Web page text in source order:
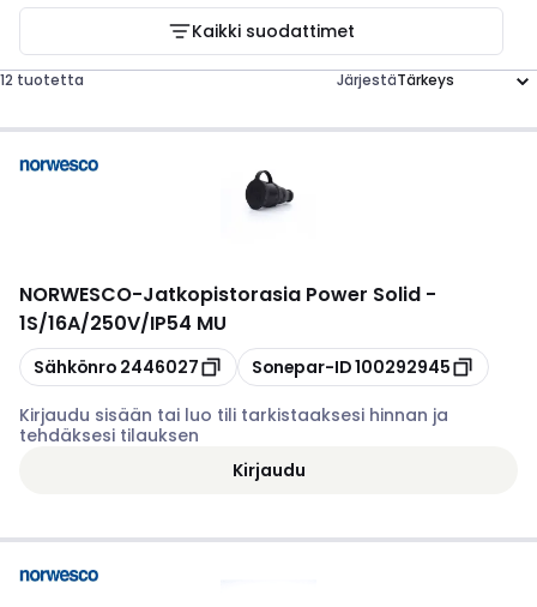
Kaikki suodattimet
12 tuotetta Järjestä
NORWESCO-Jatkopistorasia Power Solid -
1S/16A/250V/IP54 MU
Kopioi
Sähkönro 2446027 Kopioi
Sonepar-ID100292945
Kirjaudu sisään tai luo tili tarkistaaksesi hinnan ja
tehdäksesi tilauksen
Kirjaudu